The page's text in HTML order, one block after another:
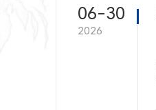
06-30
2026